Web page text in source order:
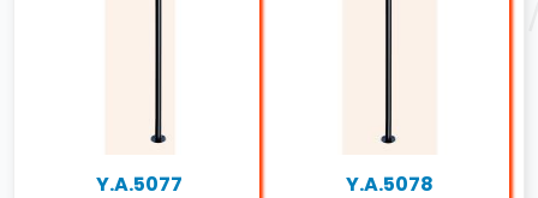
Y.A.5077 Y.A.5078